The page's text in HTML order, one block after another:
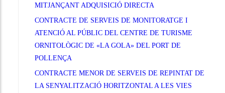
MITJANÇANT ADQUISICIÓ DIRECTA
CONTRACTE DE SERVEIS DE MONITORATGE I
ATENCIÓ AL PÚBLIC DEL CENTRE DE TURISME
ORNITOLÒGIC DE «LA GOLA» DEL PORT DE
POLLENÇA
CONTRACTE MENOR DE SERVEIS DE REPINTAT DE
LA SENYALITZACIÓ HORITZONTAL A LES VIES